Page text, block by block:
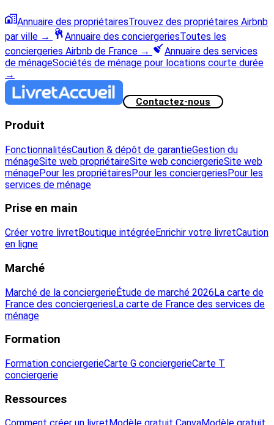
Annuaire des propriétairesTrouvez des propriétaires Airbnb
par ville → Annuaire des conciergeriesToutes les
conciergeries Airbnb de France →
Annuaire des services
de ménageSociétés de ménage pour locations courte durée
→
Contactez-nous
Produit
FonctionnalitésCaution & dépôt de garantieGestion du
ménageSite web propriétaireSite web conciergerieSite web
ménagePour les propriétairesPour les conciergeriesPour les
services de ménage
Prise en main
Créer votre livretBoutique intégréeEnrichir votre livretCaution
en ligne
Marché
Marché de la conciergerieÉtude de marché 2026La carte de
France des conciergeriesLa carte de France des services de
ménage
Formation
Formation conciergerieCarte G conciergerieCarte T
conciergerie
Ressources